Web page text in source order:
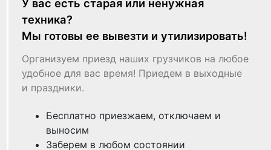
У вас есть старая или ненужная
техника?
Мы готовы ее вывезти и утилизировать!
Организуем приезд наших грузчиков на любое
удобное для вас время! Приедем в выходные
и праздники.
Бесплатно приезжаем, отключаем и
выносим
Заберем в любом состоянии